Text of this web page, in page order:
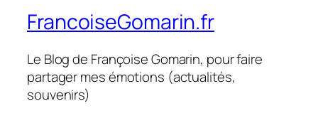
FrancoiseGomarin.fr
Le Blog de Françoise Gomarin, pour faire
partager mes émotions (actualités,
souvenirs)